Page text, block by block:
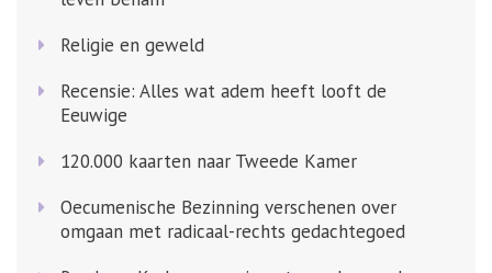
Religie en geweld
Recensie: Alles wat adem heeft looft de
Eeuwige
120.000 kaarten naar Tweede Kamer
Oecumenische Bezinning verschenen over
omgaan met radicaal-rechts gedachtegoed